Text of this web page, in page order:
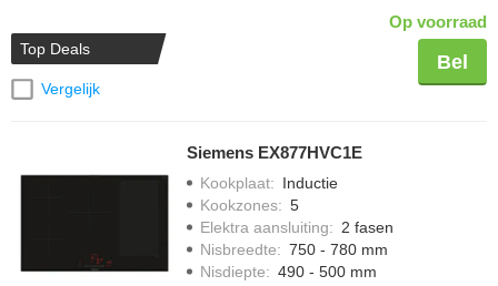
Top Deals
Vergelijk
Op voorraad
Bel
Siemens EX877HVC1E
Kookplaat: Inductie
Kookzones: 5
Elektra aansluiting: 2 fasen
Nisbreedte: 750 - 780 mm
Nisdiepte: 490 - 500 mm